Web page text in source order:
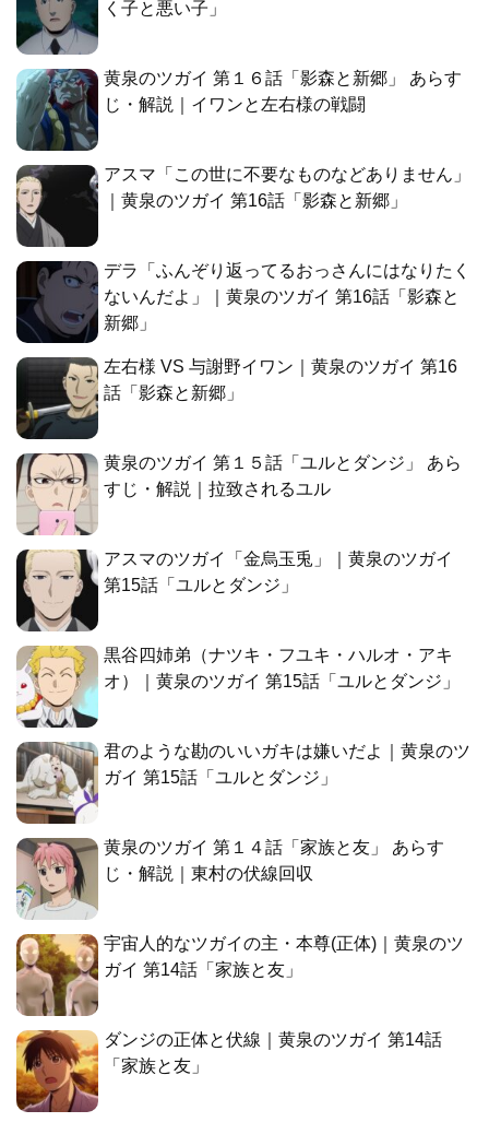
く子と悪い子」
黄泉のツガイ 第１６話「影森と新郷」 あらす
じ・解説｜イワンと左右様の戦闘
アスマ「この世に不要なものなどありません」
｜黄泉のツガイ 第16話「影森と新郷」
デラ「ふんぞり返ってるおっさんにはなりたく
ないんだよ」｜黄泉のツガイ 第16話「影森と
新郷」
左右様 VS 与謝野イワン｜黄泉のツガイ 第16
話「影森と新郷」
黄泉のツガイ 第１５話「ユルとダンジ」 あら
すじ・解説｜拉致されるユル
アスマのツガイ「金烏玉兎」｜黄泉のツガイ
第15話「ユルとダンジ」
黒谷四姉弟（ナツキ・フユキ・ハルオ・アキ
オ）｜黄泉のツガイ 第15話「ユルとダンジ」
君のような勘のいいガキは嫌いだよ｜黄泉のツ
ガイ 第15話「ユルとダンジ」
黄泉のツガイ 第１４話「家族と友」 あらす
じ・解説｜東村の伏線回収
宇宙人的なツガイの主・本尊(正体)｜黄泉のツ
ガイ 第14話「家族と友」
ダンジの正体と伏線｜黄泉のツガイ 第14話
「家族と友」